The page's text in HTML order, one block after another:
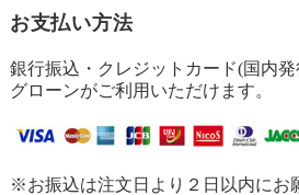
お支払い方法
銀行振込・クレジットカード(国内
グローンがご利用いただけます。
※お振込は注文日より２日以内にお